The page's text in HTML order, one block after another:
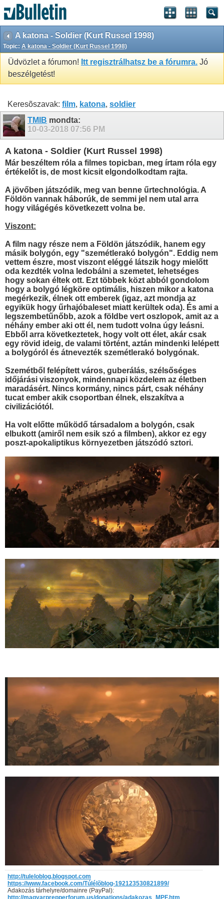
A katona - Soldier (Kurt Russel 1998)
Topic: A katona - Soldier (Kurt Russel 1998)
Üdvözlet a fórumon! Itt regisztrálhatsz be a fórumra. Jó
beszélgetést!
Keresõszavak: film, katona, soldier
TMIB mondta:
10-03-2018 07:56 PM
A katona - Soldier (Kurt Russel 1998)
Már beszéltem róla a filmes topicban, meg írtam róla egy
értékelőt is, de most kicsit elgondolkodtam rajta.
A jövőben játszódik, meg van benne űrtechnológia. A
Földön vannak háborúk, de semmi jel nem utal arra
hogy világégés következett volna be.
Viszont:
A film nagy része nem a Földön játszódik, hanem egy
másik bolygón, egy "szemétlerakó bolygón". Eddig nem
vettem észre, most viszont eléggé látszik hogy mielőtt
oda kezdték volna ledobálni a szemetet, lehetséges
hogy sokan éltek ott. Ezt többek közt abból gondolom
hogy a bolygó légköre optimális, hiszen mikor a katona
megérkezik, élnek ott emberek (igaz, azt mondja az
egyikük hogy űrhajóbaleset miatt kerültek oda). És ami a
legszembetűnőbb, azok a földbe vert oszlopok, amit az a
néhány ember aki ott él, nem tudott volna úgy leásni.
Ebből arra következtetek, hogy volt ott élet, akár csak
egy rövid ideig, de valami történt, aztán mindenki lelépett
a bolygóról és átnevezték szemétlerakó bolygónak.
Szemétből felépített város, guberálás, szélsőséges
időjárási viszonyok, mindennapi közdelem az életben
maradásért. Nincs kormány, nincs párt, csak néhány
tucat ember akik csoportban élnek, elszakítva a
civilizációtól.
Ha volt előtte működő társadalom a bolygón, csak
elbukott (amiről nem esik szó a filmben), akkor ez egy
poszt-apokaliptikus környezetben játszódó sztori.
http://tuleloblog.blogspot.com
https://www.facebook.com/Túlélõblog-192123530821899/
Adakozás tárhelyre/domainre (PayPal):